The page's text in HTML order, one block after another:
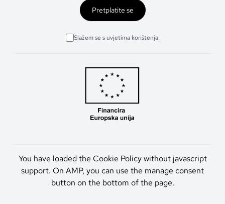
Pretplatite se
Slažem se s uvjetima korištenja.
You have loaded the Cookie Policy without javascript
support. On AMP, you can use the manage consent
button on the bottom of the page.